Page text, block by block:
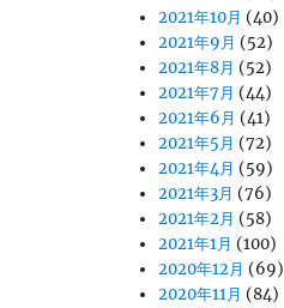
2021年10月 (40)
2021年9月 (52)
2021年8月 (52)
2021年7月 (44)
2021年6月 (41)
2021年5月 (72)
2021年4月 (59)
2021年3月 (76)
2021年2月 (58)
2021年1月 (100)
2020年12月 (69)
2020年11月 (84)